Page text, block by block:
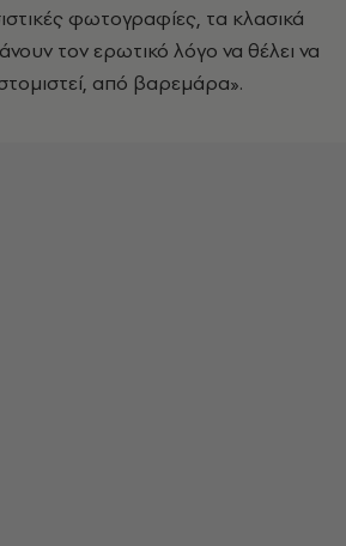
φωτογραφίες, τα κλασικά
τον ερωτικό λόγο να θέλει να
από βαρεμάρα».